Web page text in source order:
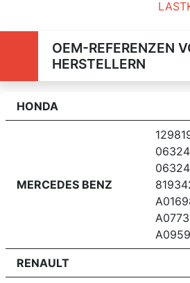
OEM-REFERENZEN
HERSTELLERN
HONDA
MERCEDES BENZ
RENAULT